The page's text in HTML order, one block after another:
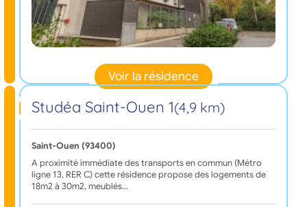
Voir la résidence
Studéa Saint-Ouen 1(4,9 km)
Saint-Ouen (93400)
A proximité immédiate des transports en commun (Métro
ligne 13, RER C) cette résidence propose des logements de
18m2 à 30m2, meublés…